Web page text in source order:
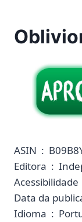
ASIN ‏ :
Editora
Idioma ‏ :